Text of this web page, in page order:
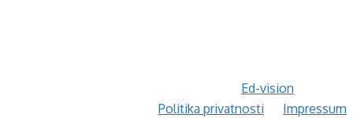
Ed-vision
Politika privatnosti
Impressum